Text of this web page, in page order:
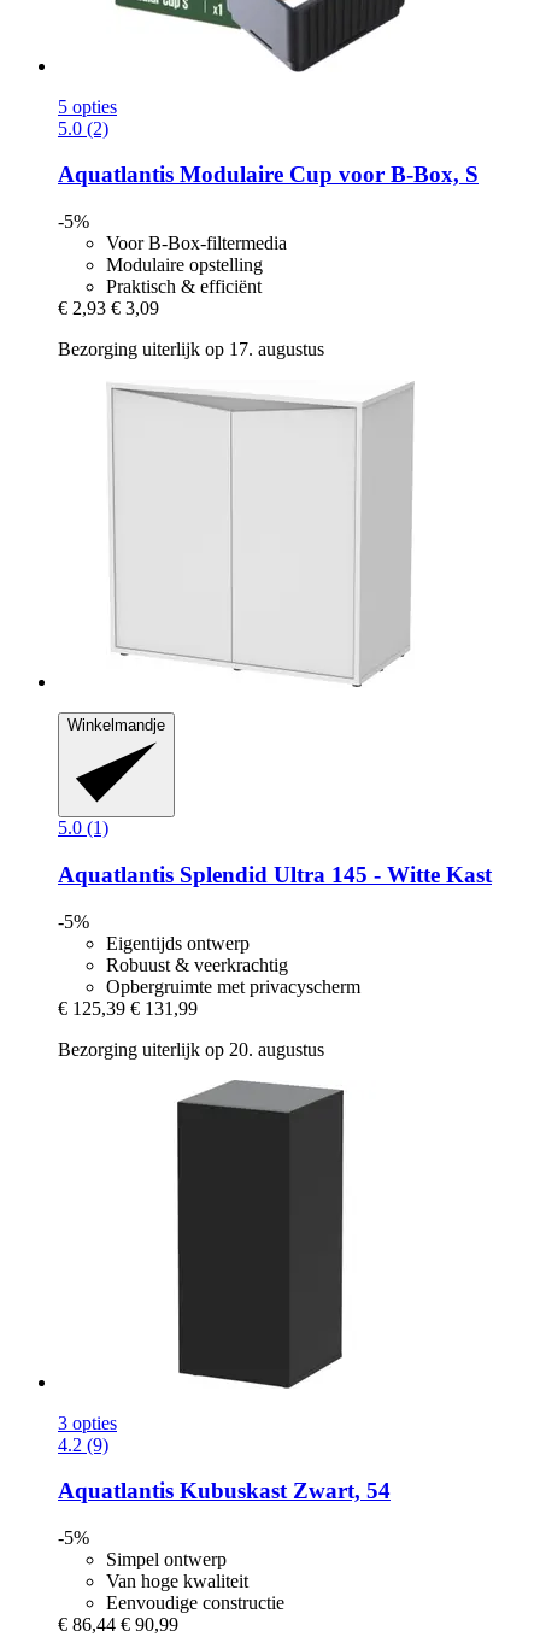
5 opties
5.0 (2)
Aquatlantis Modulaire Cup voor B-​Box, S
-5%
Voor B-Box-filtermedia
Modulaire opstelling
Praktisch & efficiënt
€ 2,93 € 3,09
Bezorging uiterlijk op 17. augustus
Winkelmandje
5.0 (1)
Aquatlantis Splendid Ultra 145 -​ Witte Kast
-5%
Eigentijds ontwerp
Robuust & veerkrachtig
Opbergruimte met privacyscherm
€ 125,39 € 131,99
Bezorging uiterlijk op 20. augustus
3 opties
4.2 (9)
Aquatlantis Kubuskast Zwart, 54
-5%
Simpel ontwerp
Van hoge kwaliteit
Eenvoudige constructie
€ 86,44 € 90,99